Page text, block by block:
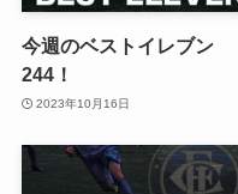
今週のベストイレブン
244！
2023年10月16日